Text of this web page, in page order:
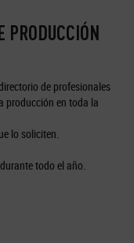
PRODUCCIÓN
de profesionales
producción en toda la
lo soliciten.
todo el año.